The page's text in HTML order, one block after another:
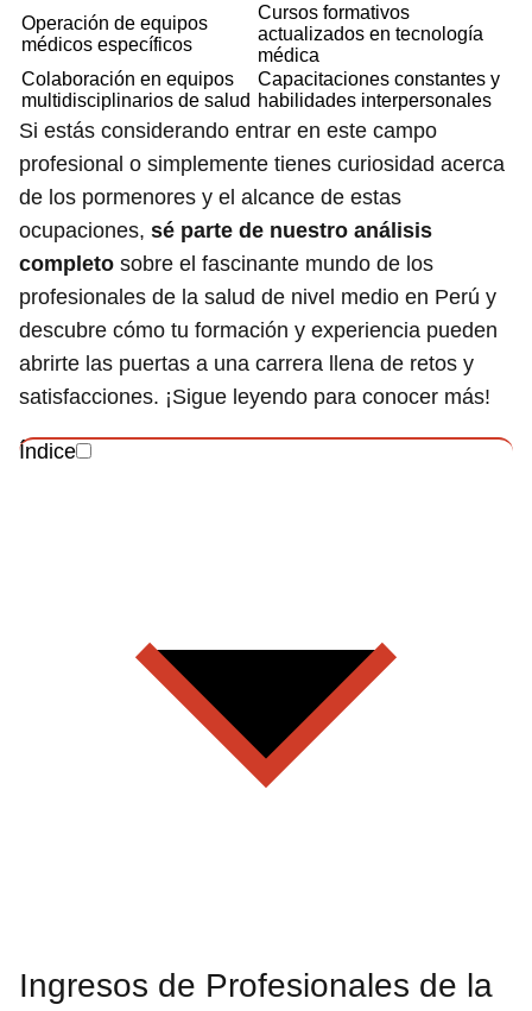
Operación de equipos
médicos específicos
Cursos formativos
actualizados en tecnología
médica
Colaboración en equipos
multidisciplinarios de salud
Capacitaciones constantes y
habilidades interpersonales
Si estás considerando entrar en este campo
profesional o simplemente tienes curiosidad acerca
de los pormenores y el alcance de estas
ocupaciones, sé parte de nuestro análisis
completo sobre el fascinante mundo de los
profesionales de la salud de nivel medio en Perú y
descubre cómo tu formación y experiencia pueden
abrirte las puertas a una carrera llena de retos y
satisfacciones. ¡Sigue leyendo para conocer más!
Índice
Ingresos de Profesionales de la